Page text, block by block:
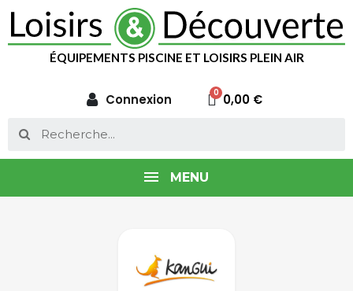
ÉQUIPEMENTS PISCINE ET LOISIRS PLEIN AIR
Connexion 0,00 €
MENU